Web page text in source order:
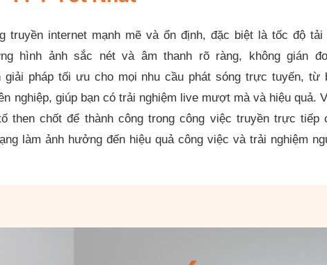
truyền internet mạnh mẽ và ổn định, đặc biệt là tốc độ tải
hình ảnh sắc nét và âm thanh rõ ràng, không gián
giải pháp tối ưu cho mọi nhu cầu phát sóng trực tuyến, từ
nghiệp, giúp bạn có trải nghiệm live mượt mà và hiệu quả.
then chốt để thành công trong công việc truyền trực tiếp
làm ảnh hưởng đến hiệu quả công việc và trải nghiệm